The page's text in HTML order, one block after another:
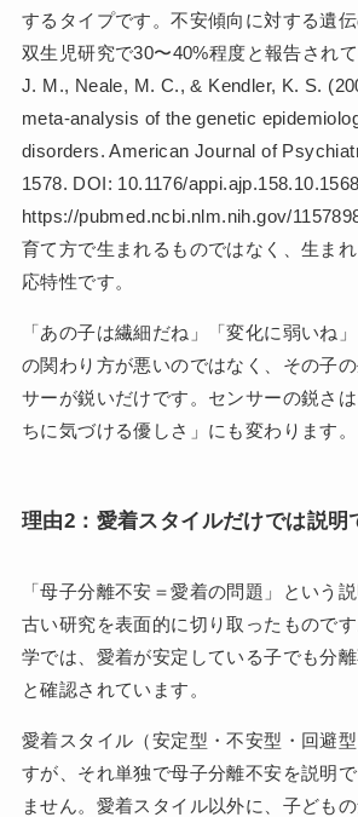
するタイプです。不安傾向に対する遺
双生児研究で30〜40%程度と報告され
J. M., Neale, M. C., & Kendler, K. S.
meta-analysis of the genetic
disorders. American Journal of
1578. DOI: 10.1176/
https://pubmed.ncbi.nlm.nih.gov/
育て方で生まれるものではなく、生ま
応特性です。
「あの子は繊細だね」「変化に弱いね
の関わり方が悪いのではなく、その子
サーが鋭いだけです。センサーの鋭さ
ちに気づける優しさ」にも変わります。
理由2：愛着スタイルだけでは説明
「母子分離不安＝愛着の問題」という
古い研究を表面的に切り取ったもので
学では、愛着が安定している子でも分
と確認されています。
愛着スタイル（安定型・不安型・回避
すが、それ単独で母子分離不安を説明
ません。愛着スタイル以外に、子どもの